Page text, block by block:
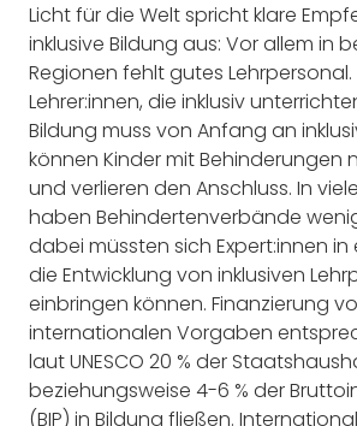
Licht für die Welt spricht klare
inklusive Bildung aus: Vor allem in
Regionen fehlt gutes
Lehrer:innen, die inklusiv
Bildung muss von Anfang an
können Kinder mit Behinderungen
und verlieren den Anschluss. In
haben Behindertenverbände
dabei müssten sich Expert:innen in
die Entwicklung von inklusiven
einbringen können. Finanzierung
internationalen Vorgaben
laut UNESCO 20 % der
beziehungsweise 4-6 % der
(BIP) in Bildung fließen.